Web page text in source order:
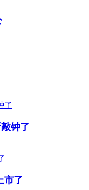
钟了
市了